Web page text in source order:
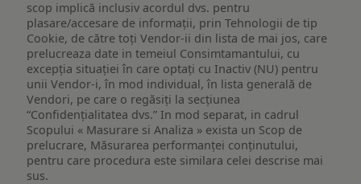
scop implică inclusiv acordul dvs. pentru
plasare/accesare de informații, prin Tehnologii de tip
Cookie, de către toți Vendor-ii din lista de mai jos, care
prelucreaza date in temeiul Consimtamantului, cu
excepția situației în care optați cu Inactiv (NU) pentru
unii Vendor-i, în mod individual, în lista generală de
Vendori, pe care o regăsiți la secțiunea
“Confidențialitatea dvs.” In mod separat, in cadrul
Scopului « Masurare si Analiza » exista un Scop de
prelucrare, Măsurarea performanței conținutului,
pentru care procedura este similara celei descrise mai
sus.